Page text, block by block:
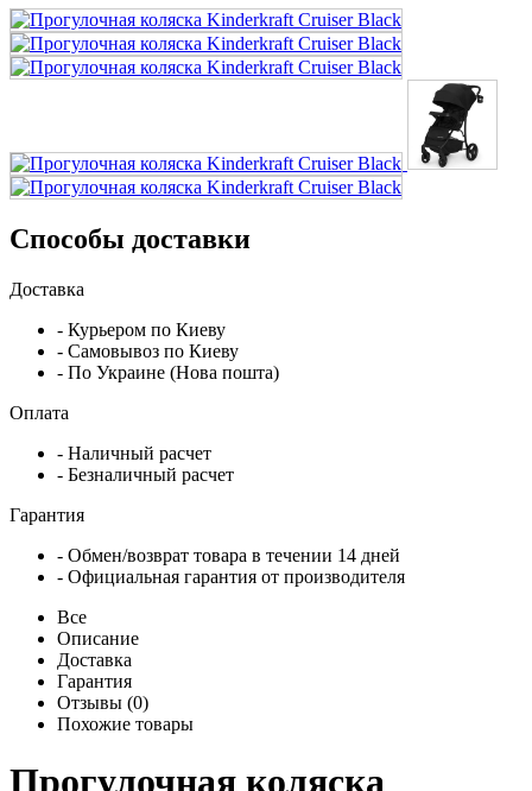
Способы доставки
Доставка
- Курьером по Киеву
- Самовывоз по Киеву
- По Украине (Нова пошта)
Оплата
- Наличный расчет
- Безналичный расчет
Гарантия
- Обмен/возврат товара в течении 14 дней
- Официальная гарантия от производителя
Все
Описание
Доставка
Гарантия
Отзывы (0)
Похожие товары
Прогулочная коляска